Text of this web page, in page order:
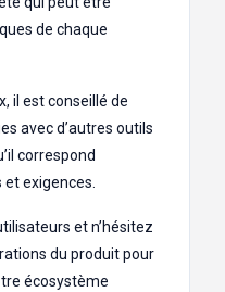
de chaque
il est conseillé de
avec d’autres outils
correspond
exigences.
et n’hésitez
du produit pour
écosystème